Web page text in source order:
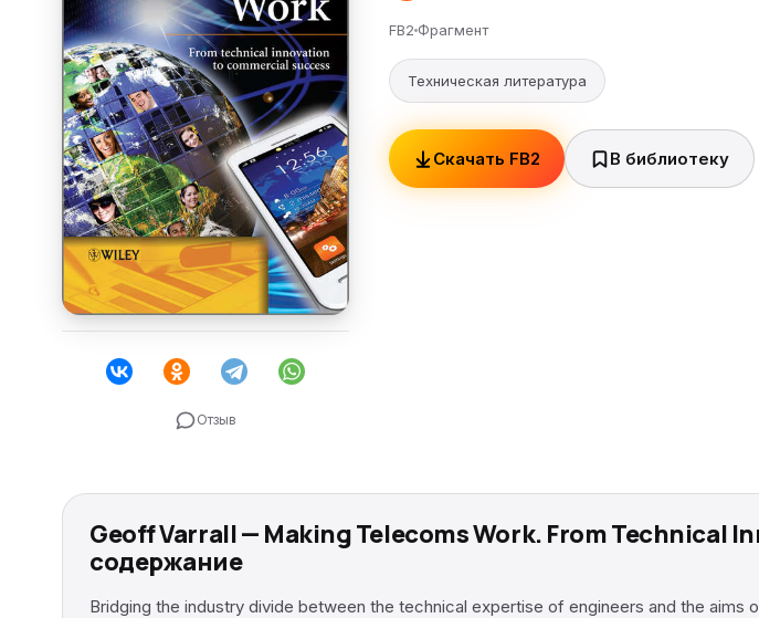
Отзыв
FB2 Фрагмент
Техническая литература
Скачать FB2 В библиотеку
Geoff Varrall — Making Telecoms Work. From Technical
содержание
Bridging the industry divide between the technical expertise of engineers and the